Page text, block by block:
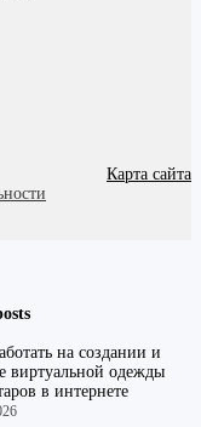
Карта сайта
на создании и
виртуальной одежды
в интернете